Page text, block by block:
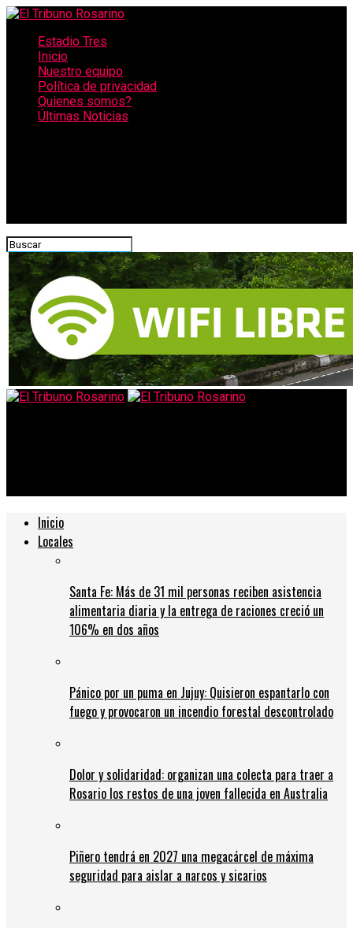
Estadio Tres
Inicio
Nuestro equipo
Política de privacidad
Quienes somos?
Últimas Noticias
Inicio
Locales
Santa Fe: Más de 31 mil personas reciben asistencia
alimentaria diaria y la entrega de raciones creció un
106% en dos años
Pánico por un puma en Jujuy: Quisieron espantarlo con
fuego y provocaron un incendio forestal descontrolado
Dolor y solidaridad: organizan una colecta para traer a
Rosario los restos de una joven fallecida en Australia
Piñero tendrá en 2027 una megacárcel de máxima
seguridad para aislar a narcos y sicarios